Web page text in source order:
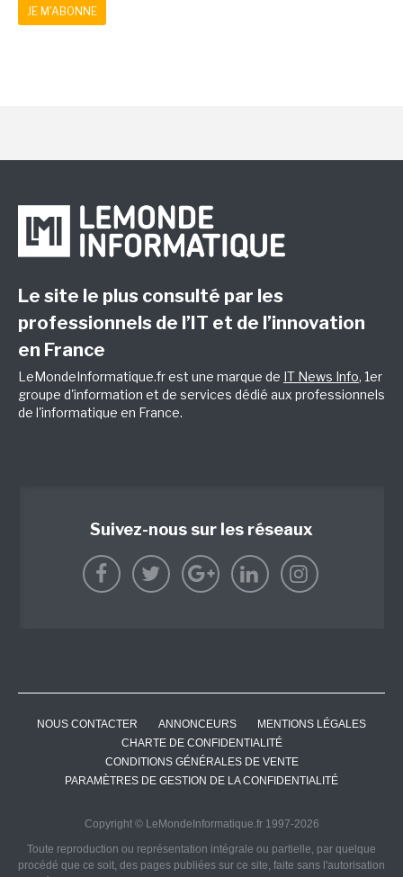
JE M'ABONNE
Le site le plus consulté par les
professionnels de l’IT et de l’innovation
en France
LeMondeInformatique.fr est une marque de IT News Info, 1er
groupe d'information et de services dédié aux professionnels
de l'informatique en France.
Suivez-nous sur les réseaux
NOUS CONTACTER ANNONCEURS
MENTIONS LÉGALES
CHARTE DE CONFIDENTIALITÉ
CONDITIONS GÉNÉRALES DE VENTE
PARAMÈTRES DE GESTION DE LA CONFIDENTIALITÉ
Copyright © LeMondeInformatique.fr 1997-2026
Toute reproduction ou représentation intégrale ou partielle, par quelque
procédé que ce soit, des pages publiées sur ce site, faite sans l'autorisation